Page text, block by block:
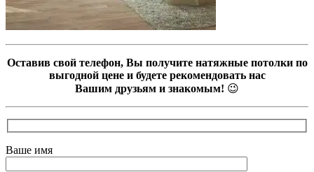
Оставив свой телефон, Вы получите натяжные потолки по
выгодной цене и будете рекомендовать нас
Вашим друзьям и знакомым! 😉
Ваше имя